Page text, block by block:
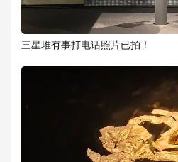
三星堆有事打电话照片已拍！